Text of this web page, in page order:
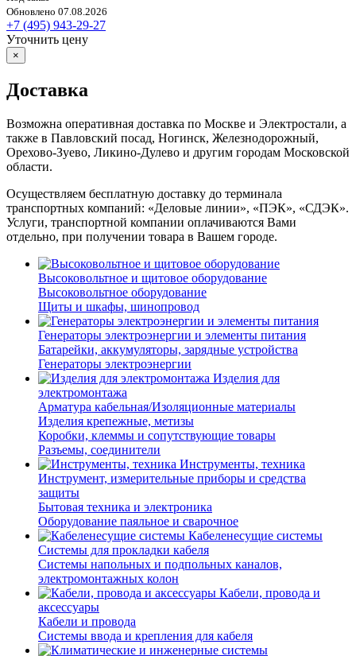
Обновлено 07.08.2026
+7 (495) 943-29-27
Уточнить цену
×
Доставка
Возможна оперативная доставка по Москве и Электростали, а
также в Павловский посад, Ногинск, Железнодорожный,
Орехово-Зуево, Ликино-Дулево и другим городам Московской
области.
Осуществляем бесплатную доставку до терминала
транспортных компаний: «Деловые линии», «ПЭК», «СДЭК».
Услуги, транспортной компании оплачиваются Вами
отдельно, при получении товара в Вашем городе.
Высоковольтное и щитовое оборудование
Высоковольтное оборудование
Щиты и шкафы, шинопровод
Генераторы электроэнергии и элементы питания
Батарейки, аккумуляторы, зарядные устройства
Генераторы электроэнергии
Изделия для
электромонтажа
Арматура кабельная/Изоляционные материалы
Изделия крепежные, метизы
Коробки, клеммы и сопутствующие товары
Разъемы, соединители
Инструменты, техника
Инструмент, измерительные приборы и средства
защиты
Бытовая техника и электроника
Оборудование паяльное и сварочное
Кабеленесущие системы
Системы для прокладки кабеля
Системы напольных и подпольных каналов,
электромонтажных колон
Кабели, провода и
аксессуары
Кабели и провода
Системы ввода и крепления для кабеля